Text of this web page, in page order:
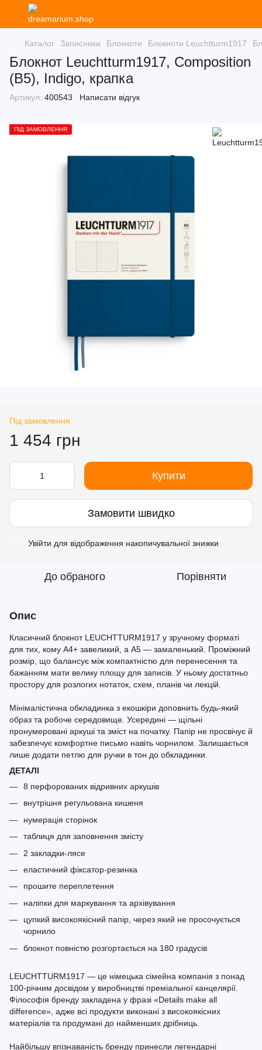
Каталог Записники Блокноти Блокноти Leuchtturm1917
Блокнот Leuchtturm1917, Composition
(B5), Indigo, крапка
Артикул: 400543 Написати відгук
ПІД ЗАМОВЛЕННЯ
Під замовлення
1 454 грн
Купити
Замовити швидко
Увійти для відображення накопичувальної знижки
До обраного Порівняти
Опис
Класичний блокнот LEUCHTTURM1917 у зручному форматі
для тих, кому A4+ завеликий, а A5 — замаленький. Проміжний
розмір, що балансує між компактністю для перенесення та
бажанням мати велику площу для записів. У ньому достатньо
простору для розлогих нотаток, схем, планів чи лекцій.
Мінімалістична обкладинка з екошкіри доповнить будь-який
образ та робоче середовище. Усередині — щільні
пронумеровані аркуші та зміст на початку. Папір не просвічує й
забезпечує комфортне письмо навіть чорнилом. Залишається
лише додати петлю для ручки в тон до обкладинки.
ДЕТАЛІ
8 перфорованих відривних аркушів
внутрішня регульована кишеня
нумерація сторінок
таблиця для заповнення змісту
2 закладки-лясе
еластичний фіксатор-резинка
прошите переплетення
наліпки для маркування та архівування
цупкий високоякісний папір, через який не просочується
чорнило
блокнот повністю розгортається на 180 градусів
LEUCHTTURM1917 — це німецька сімейна компанія з понад
100-річним досвідом у виробництві преміальної канцелярії.
Філософія бренду закладена у фразі «Details make all
difference», адже всі продукти виконані з високоякісних
матеріалів та продумані до найменших дрібниць.
Найбільшу впізнаваність бренду принесли легендарні